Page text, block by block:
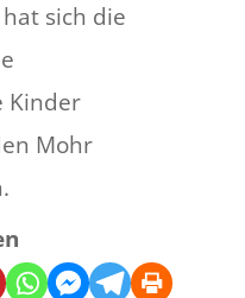
sich die
Kinder
Mohr